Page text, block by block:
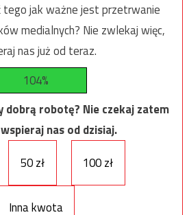
jak ważne jest przetrwanie
medialnych? Nie zwlekaj więc,
nas już od teraz.
104%
dobrą robotę? Nie czekaj zatem
nas od dzisiaj.
50 zł 100 zł
Inna kwota